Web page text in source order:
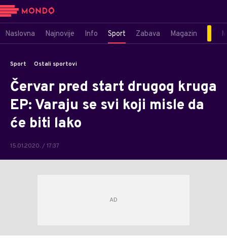
Naslovna Najnovije Info Sport Zabava Magazin
Sport Ostali sportovi
Červar pred start drugog kruga
EP: Varaju se svi koji misle da
će biti lako
15.01.2020. / 17:37